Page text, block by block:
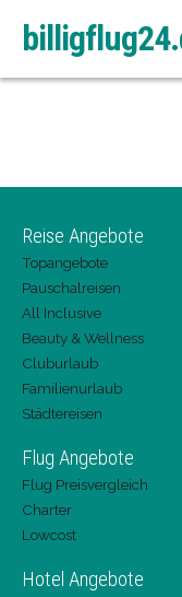
Reise Angebote
Topangebote
Pauschalreisen
All Inclusive
Beauty & Wellness
Cluburlaub
Familienurlaub
Städtereisen
Flug Angebote
Flug Preisvergleich
Charter
Lowcost
Hotel Angebote